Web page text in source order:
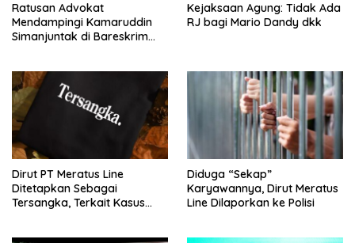
Ratusan Advokat
Mendampingi Kamaruddin
Simanjuntak di Bareskrim
Kejaksaan Agung: Tidak Ada
RJ bagi Mario Dandy dkk
Dirut PT Meratus Line
Ditetapkan Sebagai
Tersangka, Terkait Kasus
Diduga “Sekap”
Karyawannya, Dirut Meratus
Line Dilaporkan ke Polisi